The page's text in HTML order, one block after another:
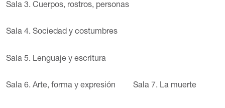
Sala 3. Cuerpos, rostros, personas
Sala 4. Sociedad y costumbres
Sala 5. Lenguaje y escritura
Sala 6. Arte, forma y expresión Sala 7. La muerte